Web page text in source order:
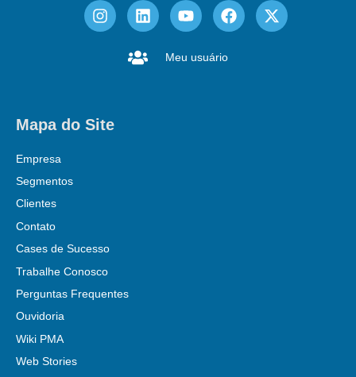
Meu usuário
Mapa do Site
Empresa
Segmentos
Clientes
Contato
Cases de Sucesso
Trabalhe Conosco
Perguntas Frequentes
Ouvidoria
Wiki PMA
Web Stories